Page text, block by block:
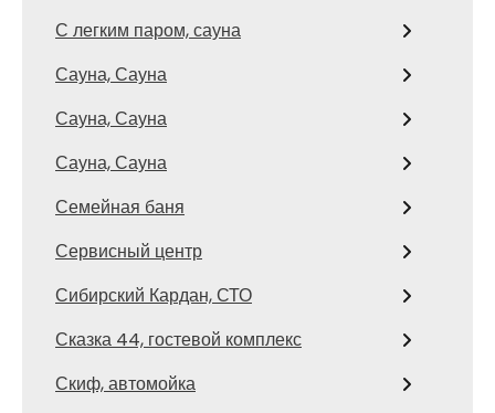
С легким паром, сауна
Сауна, Сауна
Сауна, Сауна
Сауна, Сауна
Семейная баня
Сервисный центр
Сибирский Кардан, СТО
Сказка 44, гостевой комплекс
Скиф, автомойка